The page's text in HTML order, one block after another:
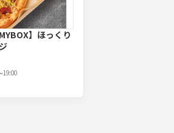
】ほっくり
19:00